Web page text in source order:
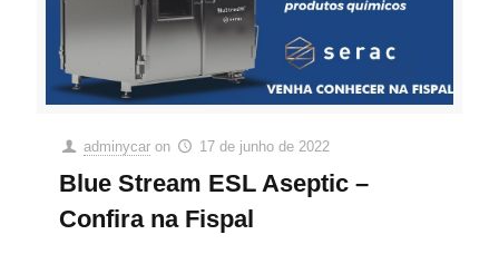
adminycar on 17 de junho de 2022
Blue Stream ESL Aseptic –
Confira na Fispal